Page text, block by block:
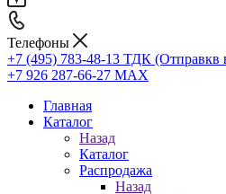
Телефоны
+7 (495) 783-48-13 ТДК (Отправкв
+7 926 287-66-27 МАХ
Главная
Каталог
Назад
Каталог
Распродажа
Назад